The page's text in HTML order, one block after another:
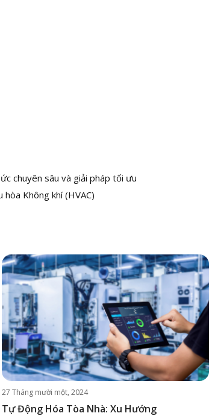
chuyên sâu và giải pháp tối ưu
Không khí (HVAC)
27 Tháng mười một, 2024
Tự Động Hóa Tòa Nhà: Xu Hướng